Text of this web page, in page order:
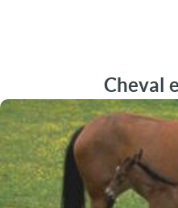
Cheval